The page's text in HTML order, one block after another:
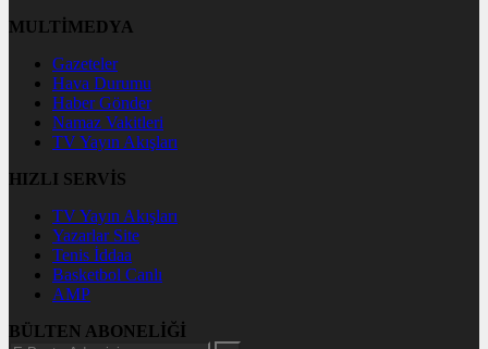
MULTİMEDYA
Gazeteler
Hava Durumu
Haber Gönder
Namaz Vakitleri
TV Yayın Akışları
HIZLI SERVİS
TV Yayın Akışları
Yazarlar Site
Tenis İddaa
Basketbol Canlı
AMP
BÜLTEN ABONELİĞİ